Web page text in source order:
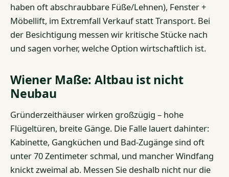
haben oft abschraubbare Füße/Lehnen), Fenster +
Möbellift, im Extremfall Verkauf statt Transport. Bei
der Besichtigung messen wir kritische Stücke nach
und sagen vorher, welche Option wirtschaftlich ist.
Wiener Maße: Altbau ist nicht
Neubau
Gründerzeithäuser wirken großzügig – hohe
Flügeltüren, breite Gänge. Die Falle lauert dahinter:
Kabinette, Gangküchen und Bad-Zugänge sind oft
unter 70 Zentimeter schmal, und mancher Windfang
knickt zweimal ab. Messen Sie deshalb nicht nur die